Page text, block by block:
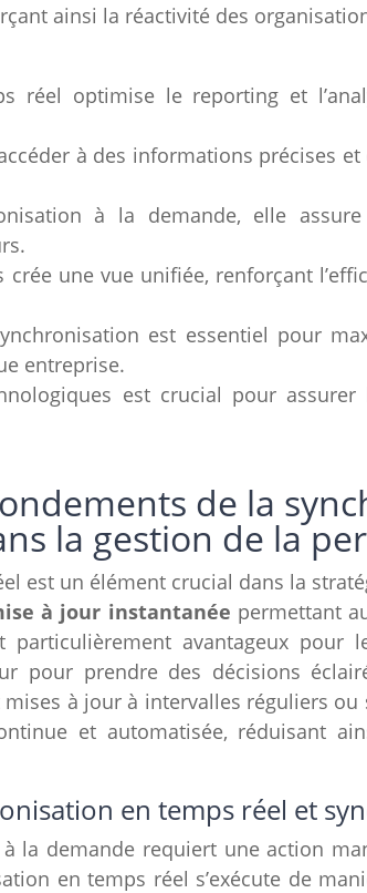
ainsi la réactivité des
réel optimise le reporting et
à des informations précises
à la demande, elle
crée une vue unifiée, renforçant
est essentiel pour
entreprise.
est crucial pour
de la
la gestion de la
est un élément crucial dans la
à jour instantanée permettant
particulièrement avantageux pour
pour prendre des décisions
à jour à intervalles réguliers
et automatisée, réduisant
en temps réel et
la demande requiert une action
en temps réel s’exécute de